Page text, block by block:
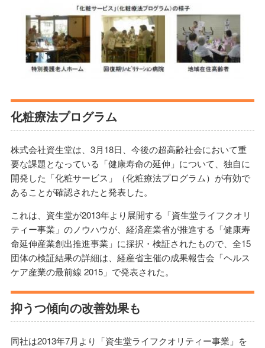
化粧療法プログラム
株式会社資生堂は、3月18日、今後の超高齢社会において重
要な課題となっている「健康寿命の延伸」について、独自に
開発した「化粧サービス」（化粧療法プログラム）が有効で
あることが確認されたと発表した。
これは、資生堂が2013年より展開する「資生堂ライフクオリ
ティー事業」のノウハウが、経済産業省が推進する「健康寿
命延伸産業創出推進事業」に採択・検証されたもので、全15
団体の検証結果の詳細は、経産省主催の成果報告会「ヘルス
ケア産業の最前線 2015」で発表された。
抑うつ傾向の改善効果も
同社は2013年7月より「資生堂ライフクオリティー事業」を